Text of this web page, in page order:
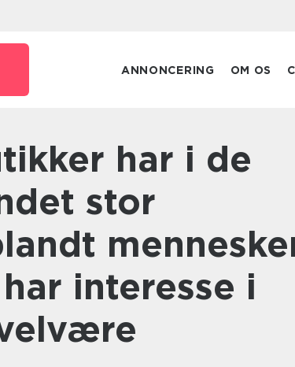
ANNONCERING OM OS
stor
interesse i